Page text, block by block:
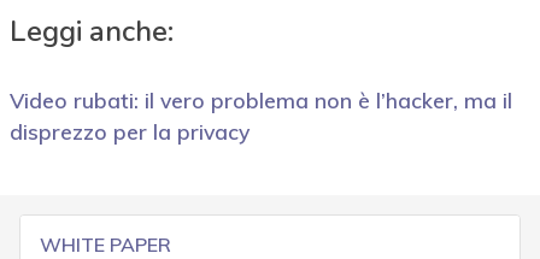
Leggi anche:
Video rubati: il vero problema non è l’hacker, ma il
disprezzo per la privacy
WHITE PAPER